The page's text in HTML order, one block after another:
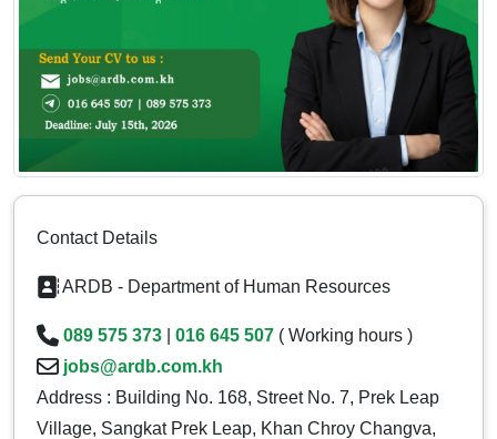
Contact Details
ARDB - Department of Human Resources
089 575 373 016 645 507 ( Working hours )
jobs@ardb.com.kh
Address : Building No. 168, Street No. 7, Prek Leap
Village, Sangkat Prek Leap, Khan Chroy Changva,